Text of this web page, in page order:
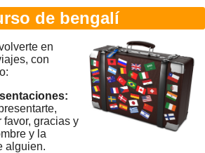
de bengalí
en
con
favor, gracias y
y la
alguien.